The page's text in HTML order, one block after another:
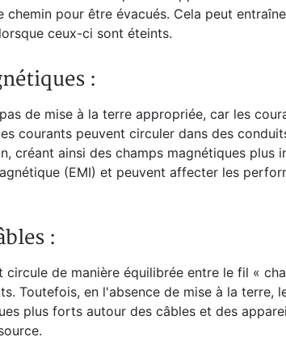
pour être évacués. Cela peut
ceux-ci sont éteints.
:
de mise à la terre appropriée, car les
courants peuvent circuler dans des
créant ainsi des champs magnétiques plus
(EMI) et peuvent affecter les
:
de manière équilibrée entre le fil «
Toutefois, en l'absence de mise à la terre,
plus forts autour des câbles et des